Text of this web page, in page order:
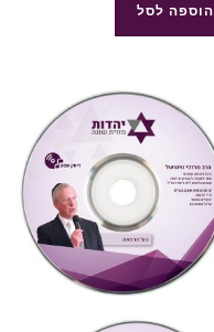
הוספה לסל